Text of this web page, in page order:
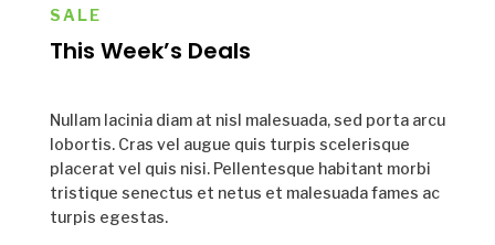
SALE
This Week’s Deals
Nullam lacinia diam at nisl malesuada, sed porta arcu
lobortis. Cras vel augue quis turpis scelerisque
placerat vel quis nisi. Pellentesque habitant morbi
tristique senectus et netus et malesuada fames ac
turpis egestas.